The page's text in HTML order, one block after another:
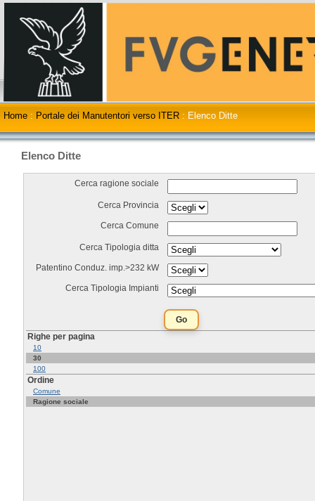
Home : Portale dei Manutentori verso ITER : Elenco Ditte
Elenco Ditte
Cerca ragione sociale
Cerca Provincia
Cerca Comune
Cerca Tipologia ditta
Patentino Conduz. imp.>232 kW
Cerca Tipologia Impianti
Righe per pagina
10
30
100
Ordine
Comune
Ragione sociale